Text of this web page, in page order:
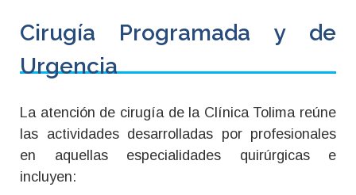
Cirugía Programada y de
Urgencia
La atención de cirugía de la Clínica Tolima reúne
las actividades desarrolladas por profesionales
en aquellas especialidades quirúrgicas e
incluyen: